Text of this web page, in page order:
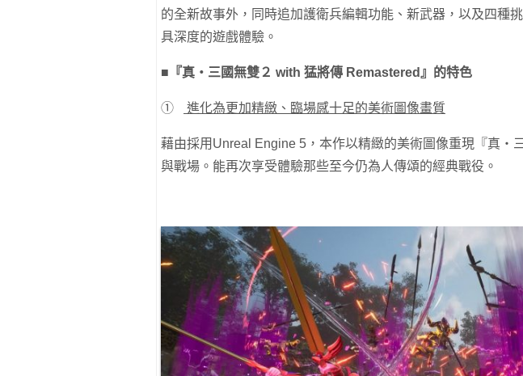
的全新故事外，同時追加護衛兵編輯功能、新武器，以及四種
具深度的遊戲體驗。
■『真・三國無雙２ with 猛將傳 Remastered』的特色
① 進化為更加精緻、臨場感十足的美術圖像畫質
藉由採用Unreal Engine 5，本作以精緻的美術圖像重現『真・
與戰場。能再次享受體驗那些至今仍為人傳頌的經典戰役。